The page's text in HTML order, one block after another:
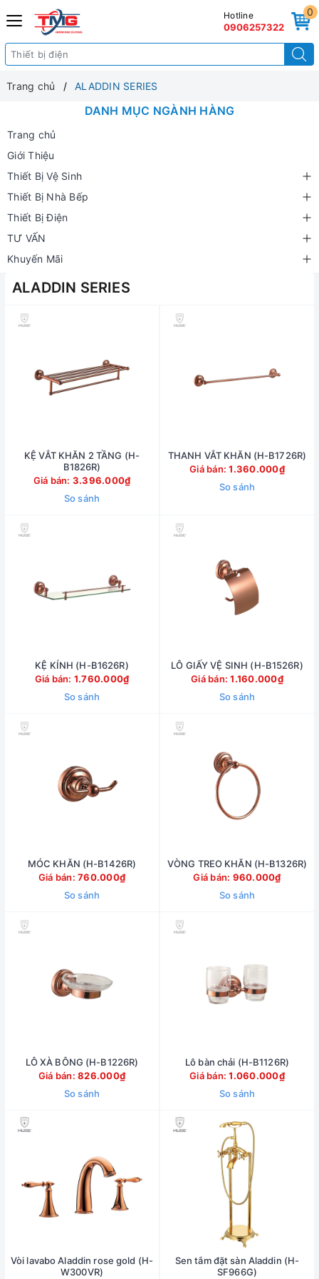
0
Hotline
0906257322
Trang chủ ALADDIN SERIES
DANH MỤC NGÀNH HÀNG
Trang chủ
Giới Thiệu
Thiết Bị Vệ Sinh
Thiết Bị Nhà Bếp
Thiết Bị Điện
TƯ VẤN
Khuyến Mãi
ALADDIN SERIES
KỆ VẮT KHĂN 2 TẦNG (H-
B1826R)
Giá bán: 3.396.000₫
So sánh
THANH VẮT KHĂN (H-B1726R)
Giá bán:1.360.000₫
So sánh
KỆ KÍNH (H-B1626R)
Giá bán: 1.760.000₫
So sánh
LÔ GIẤY VỆ SINH (H-B1526R)
Giá bán:1.160.000₫
So sánh
MÓC KHĂN (H-B1426R)
Giá bán:760.000₫
So sánh
VÒNG TREO KHĂN (H-B1326R)
Giá bán: 960.000₫
So sánh
LÔ XÀ BÔNG (H-B1226R)
Giá bán:826.000₫
So sánh
Lô bàn chải (H-B1126R)
Giá bán:1.060.000₫
So sánh
Vòi lavabo Aladdin rose gold (H-
W300VR)
Sen tắm đặt sàn Aladdin (H-
SF966G)